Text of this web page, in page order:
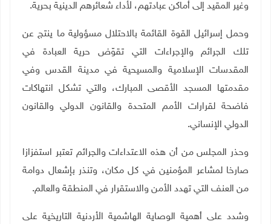
وغير المقيد إلى أماكن عبادتهم، لأداء شعائرهم الدينية بحرية.
وحمل إسرائيل القوة القائمة بالاحتلال مسؤولية ما ينتج عن
تلك الجرائم والإجراءات التي تقوّض حرية العبادة في
المقدسات الإسلامية والمسيحية في مدينة القدس وفي
مقدمتها المسجد الأقصى المبارك، والتي تشكل انتهاكات
فاضحة لقرارات الأمم المتحدة والقانون الدولي والقانون
الدولي الإنساني.
وحذر المجلس من أن هذه الاعتداءات والجرائم تعتبر استفزازا
صارخا لمشاعر المؤمنين في كل مكان، وتنذر بإشعال دوامة
من العنف التي تهدد الأمن والاستقرار في المنطقة والعالم.
وشدد على أهمية الوصاية الهاشمية الأردنية التاريخية على